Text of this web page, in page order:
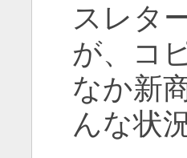
スレタ
が、コ
なか新
んな状